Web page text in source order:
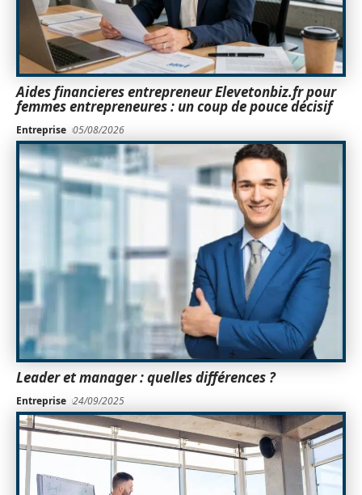
Aides financieres entrepreneur Elevetonbiz.fr pour
femmes entrepreneures : un coup de pouce décisif
Entreprise 05/08/2026
Leader et manager : quelles différences ?
Entreprise 24/09/2025